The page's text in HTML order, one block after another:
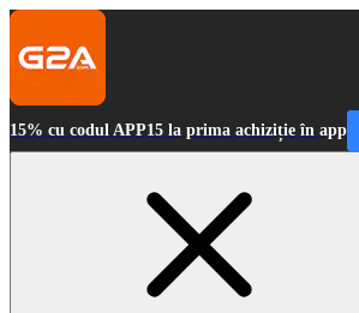
15% cu codul APP15 la prima achiziție în app